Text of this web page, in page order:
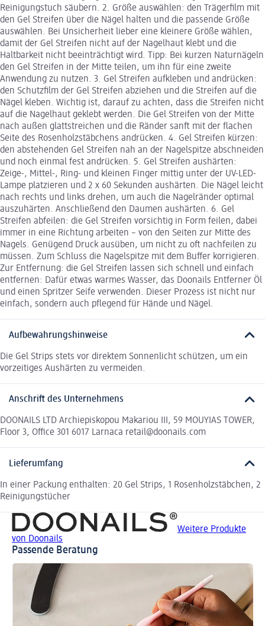
Reinigungstuch säubern. 2. Größe auswählen: den Trägerfilm mit
den Gel Streifen über die Nägel halten und die passende Größe
auswählen. Bei Unsicherheit lieber eine kleinere Größe wählen,
damit der Gel Streifen nicht auf der Nagelhaut klebt und die
Haltbarkeit nicht beeinträchtigt wird. Tipp: Bei kurzen Naturnägeln
den Gel Streifen in der Mitte teilen, um ihn für eine zweite
Anwendung zu nutzen. 3. Gel Streifen aufkleben und andrücken:
den Schutzfilm der Gel Streifen abziehen und die Streifen auf die
Nägel kleben. Wichtig ist, darauf zu achten, dass die Streifen nicht
auf die Nagelhaut geklebt werden. Die Gel Streifen von der Mitte
nach außen glattstreichen und die Ränder sanft mit der flachen
Seite des Rosenholzstäbchens andrücken. 4. Gel Streifen kürzen:
den abstehenden Gel Streifen nah an der Nagelspitze abschneiden
und noch einmal fest andrücken. 5. Gel Streifen aushärten:
Zeige-, Mittel-, Ring- und kleinen Finger mittig unter der UV-LED-
Lampe platzieren und 2 x 60 Sekunden aushärten. Die Nägel leicht
nach rechts und links drehen, um auch die Nagelränder optimal
auszuhärten. Anschließend den Daumen aushärten. 6. Gel
Streifen abfeilen: die Gel Streifen vorsichtig in Form feilen, dabei
immer in eine Richtung arbeiten – von den Seiten zur Mitte des
Nagels. Genügend Druck ausüben, um nicht zu oft nachfeilen zu
müssen. Zum Schluss die Nagelspitze mit dem Buffer korrigieren.
Zur Entfernung: die Gel Streifen lassen sich schnell und einfach
entfernen: Dafür etwas warmes Wasser, das Doonails Entferner Öl
und einen Spritzer Seife verwenden. Dieser Prozess ist nicht nur
einfach, sondern auch pflegend für Hände und Nägel.
Aufbewahrungshinweise
Die Gel Strips stets vor direktem Sonnenlicht schützen, um ein
vorzeitiges Aushärten zu vermeiden.
Anschrift des Unternehmens
DOONAILS LTD Archiepiskopou Makariou III, 59 MOUYIAS TOWER,
Floor 3, Office 301 6017 Larnaca retail@doonails.com
Lieferumfang
In einer Packung enthalten: 20 Gel Strips, 1 Rosenholzstäbchen, 2
Reinigungstücher
Weitere Produkte
von Doonails
Passende Beratung